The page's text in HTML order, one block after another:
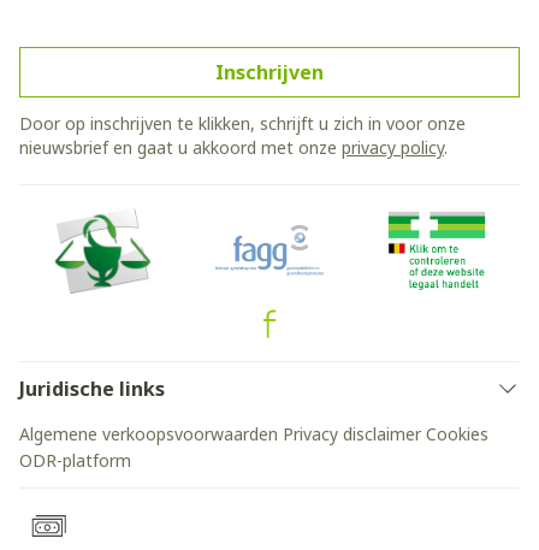
Inschrijven
Door op inschrijven te klikken, schrijft u zich in voor onze
nieuwsbrief en gaat u akkoord met onze privacy policy.
Juridische links
Algemene verkoopsvoorwaarden Privacy disclaimer Cookies
ODR-platform